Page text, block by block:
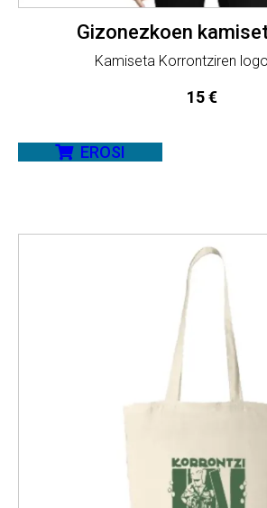
Gizonezkoen
Kamiseta Korrontziren
15€
EROSI